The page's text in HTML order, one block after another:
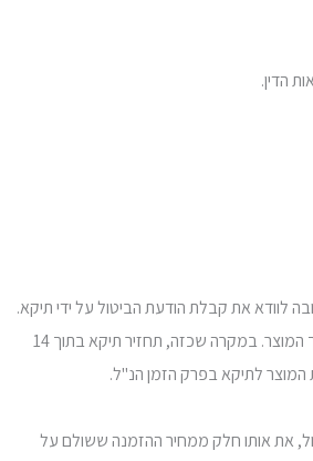
הדין.
9.4. תוצאות הביטול עקב פגם: הנך רשאי לבטל את הזמנה עקב פגם במוצר נשוא ההזמנה, או עקב אי התאמה בין המוצר לבין הפרטים שנמסרו לך, תוך 14 ימים ממועד שבו סופק לך המוצר. במקרה שכזה, תחזיר תיקא בתוך 14
לתיקא בפרק הזמן הנ"ל.
שימוש כלשהו, תחזיר תיקא בתוך 14 ימים מיום קבלת ההודעה על הביטול, את אותו חלק ממחיר ההזמנה ששולם על